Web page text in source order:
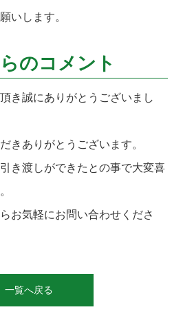
いします。
のコメント
き誠にありがとうございまし
きありがとうございます。
き渡しができたとの事で大変喜
お気軽にお問い合わせくださ
一覧へ戻る